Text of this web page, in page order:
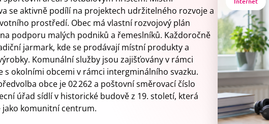
se aktivně podílí na projektech udržitelného rozvoje a
prostředí. Obec má vlastní rozvojový plán
podporu malých podniků a řemeslníků. Každoročně
jarmark, kde se prodávají místní produkty a
Komunální služby jsou zajišťovány v rámci
s okolními obcemi v rámci intergminálního svazku.
obce je 02 262 a poštovní směrovací číslo
úřad sídlí v historické budově z 19. století, která
jako komunitní centrum.